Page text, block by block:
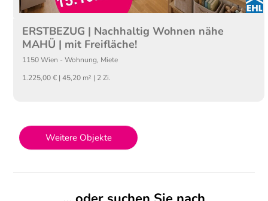
ERSTBEZUG | Nachhaltig Wohnen nähe
MAHÜ | mit Freifläche!
1150 Wien -Wohnung, Miete
1.225,00 € | 45,20 m² | 2 Zi.
Weitere Objekte